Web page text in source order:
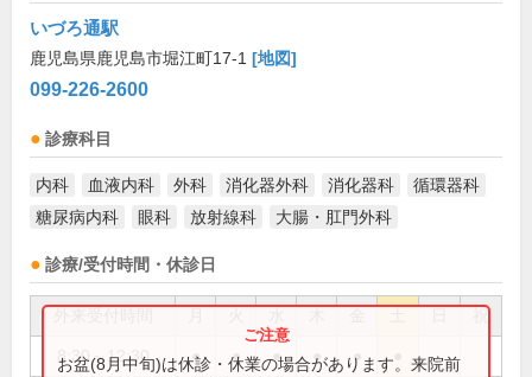
いづろ通駅
鹿児島県鹿児島市堀江町17-1 [地図]
099-226-2600
診療科目
内科 血液内科 外科 消化器外科 消化器科
循環器科
糖尿病内科
眼科 放射線科 大腸・肛門外科
診療/受付時間・休診日
祝
8:30～12:30 ● ● ● ● ●
お盆(8月中旬)は休診・休業の場合があります。来院前